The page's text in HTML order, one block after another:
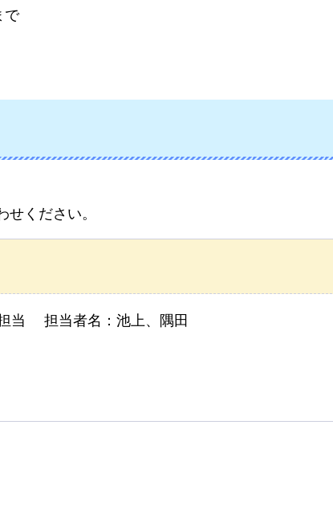
で
ください。
当 担当者名：池上、隅田